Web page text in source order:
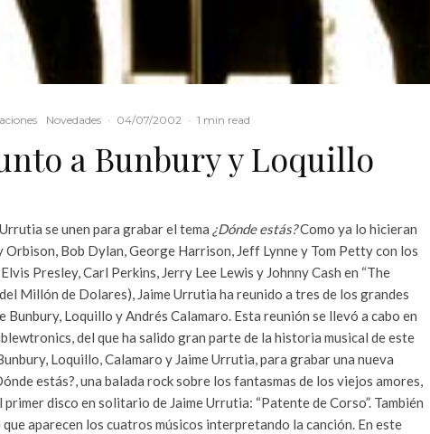
Novedades · 04/07/2002 · 1 min read
a Bunbury y Loquillo
se unen para grabar el tema ¿Dónde estás?Como ya lo hicieran
Bob Dylan, George Harrison, Jeff Lynne y Tom Petty con los
Presley, Carl Perkins, Jerry Lee Lewis y Johnny Cash en “The
Millón de Dolares), Jaime Urrutia ha reunido a tres de los grandes
Bunbury, Loquillo y Andrés Calamaro. Esta reunión se llevó a cabo en
del que ha salido gran parte de la historia musical de este
Loquillo, Calamaro y Jaime Urrutia, para grabar una nueva
estás?, una balada rock sobre los fantasmas de los viejos amores,
disco en solitario de Jaime Urrutia: “Patente de Corso”. También
aparecen los cuatros músicos interpretando la canción. En este